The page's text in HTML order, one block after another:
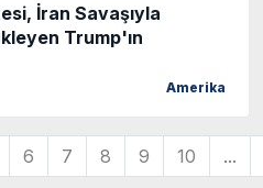
İran Savaşıyla
Trump'ın
Amerika
6 7 8 9 10 ...